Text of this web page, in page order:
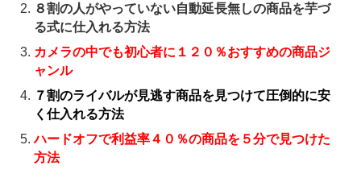
８割の人がやっていない自動延長無しの商品を芋づ
る式に仕入れる方法
カメラの中でも初心者に１２０％おすすめの商品ジ
ャンル
７割のライバルが見逃す商品を見つけて圧倒的に安
く仕入れる方法
ハードオフで利益率４０％の商品を５分で見つけた
方法